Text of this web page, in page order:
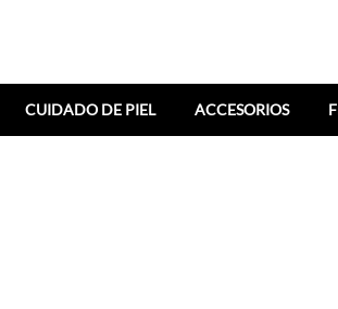
CUIDADO DE PIEL ACCESORIOS